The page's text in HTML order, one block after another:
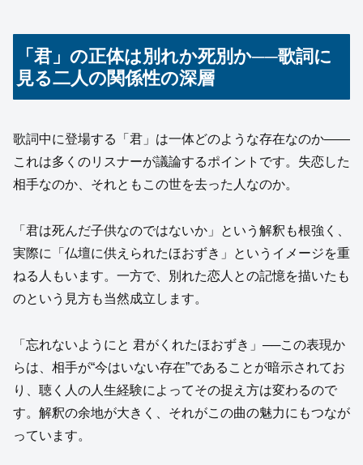
「君」の正体は別れか死別か──歌詞に
見る二人の関係性の深層
歌詞中に登場する「君」は一体どのような存在なのか――
これは多くのリスナーが議論するポイントです。失恋した
相手なのか、それともこの世を去った人なのか。
「君は死んだ子供なのではないか」という解釈も根強く、
実際に「仏壇に供えられたほおずき」というイメージを重
ねる人もいます。一方で、別れた恋人との記憶を描いたも
のという見方も当然成立します。
「忘れないようにと 君がくれたほおずき」──この表現か
らは、相手が“今はいない存在”であることが暗示されてお
り、聴く人の人生経験によってその捉え方は変わるので
す。解釈の余地が大きく、それがこの曲の魅力にもつなが
っています。